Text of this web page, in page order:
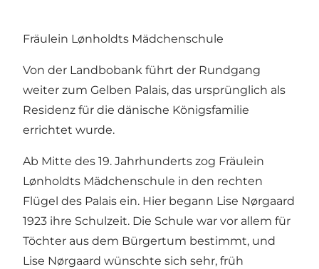
Fräulein Lønholdts Mädchenschule
Von der Landbobank führt der Rundgang
weiter zum Gelben Palais, das ursprünglich als
Residenz für die dänische Königsfamilie
errichtet wurde.
Ab Mitte des 19. Jahrhunderts zog Fräulein
Lønholdts Mädchenschule in den rechten
Flügel des Palais ein. Hier begann Lise Nørgaard
1923 ihre Schulzeit. Die Schule war vor allem für
Töchter aus dem Bürgertum bestimmt, und
Lise Nørgaard wünschte sich sehr, früh